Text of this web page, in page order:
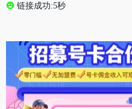
链接成功:5秒